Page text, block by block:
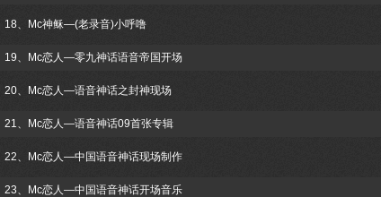
18、Mc神稣—(老录音)小呼噜
19、Mc恋人—零九神话语音帝国开场
20、Mc恋人—语音神话之封神现场
21、Mc恋人—语音神话09首张专辑
22、Mc恋人—中国语音神话现场制作
23、Mc恋人—中国语音神话开场音乐